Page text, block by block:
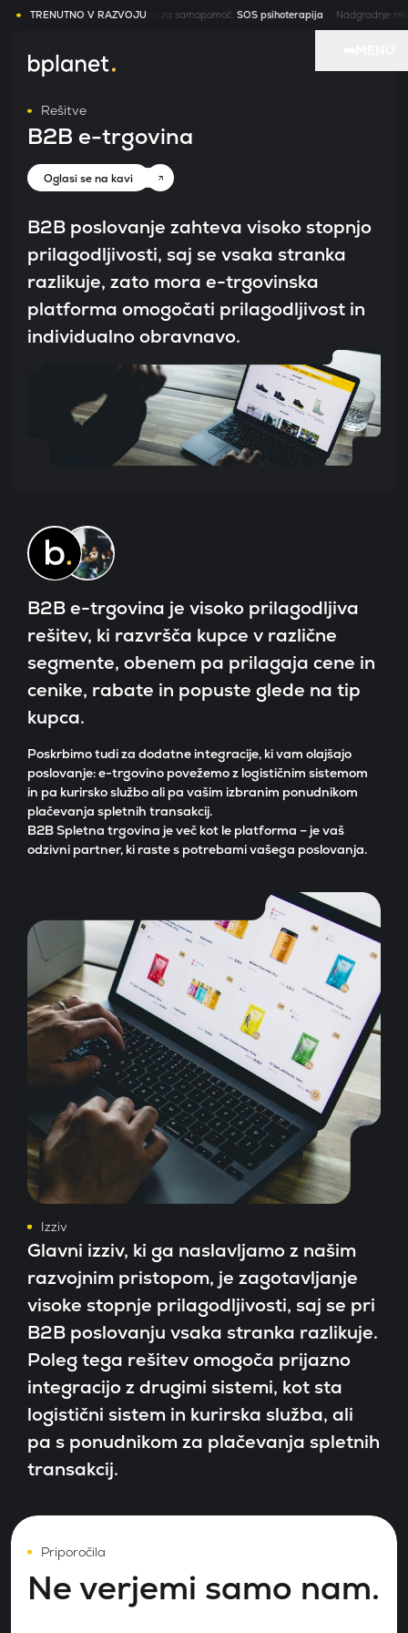
TRENUTNO V RAZVOJU
Portal z videoklicem in knjižnico za samopomoč. SOS psihoterapija Nadgradnje
O
Oglasi
Rešitve
B2B e-trgovina
Oglasi se na kavi
B2B poslovanje zahteva visoko stopnjo
prilagodljivosti, saj se vsaka stranka
razlikuje, zato mora e-trgovinska
platforma omogočati prilagodljivost in
individualno obravnavo.
B2B e-trgovina je visoko prilagodljiva
rešitev, ki razvršča kupce v različne
segmente, obenem pa prilagaja cene in
cenike, rabate in popuste glede na tip
kupca.
Poskrbimo tudi za dodatne integracije, ki vam olajšajo
poslovanje: e-trgovino povežemo z logističnim sistemom
in pa kurirsko službo ali pa vašim izbranim ponudnikom
plačevanja spletnih transakcij.
B2B Spletna trgovina je več kot le platforma – je vaš
odzivni partner, ki raste s potrebami vašega poslovanja.
Izziv
Glavni izziv, ki ga naslavljamo z našim
razvojnim pristopom, je zagotavljanje
visoke stopnje prilagodljivosti, saj se pri
B2B poslovanju vsaka stranka razlikuje.
Poleg tega rešitev omogoča prijazno
integracijo z drugimi sistemi, kot sta
logistični sistem in kurirska služba, ali
pa s ponudnikom za plačevanja spletnih
transakcij.
Priporočila
Ne verjemi samo nam.